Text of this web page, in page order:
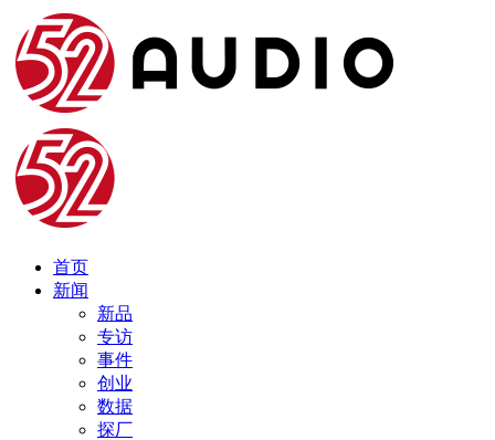
首页
新闻
新品
专访
事件
创业
数据
探厂